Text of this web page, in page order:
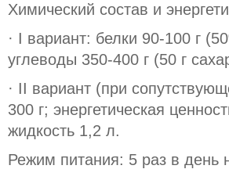
Химический состав и
· I вариант: белки 90-100 г
углеводы 350-400 г (50 г
· II вариант (при
300 г; энергетическая
жидкость 1,2 л.
Режим питания: 5 раз в